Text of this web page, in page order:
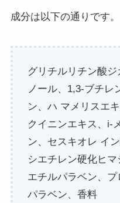
成分は以下の通りです。
グリチルリチン酸
ノール、1,3-ブチレ
ン、ハ マメリスエ
クイニンエキス、i-
ン、セスキオレ イ
シエチレン硬化ヒマ
エチルパラベン、
パラベン、香料